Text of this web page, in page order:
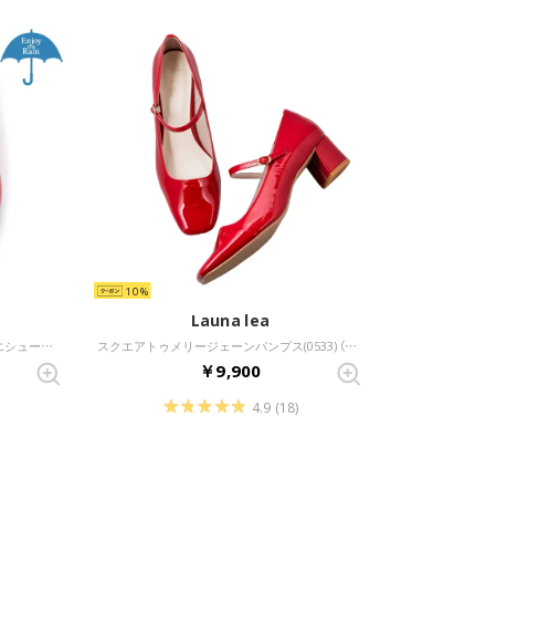
【レイン対応】ポインテットトゥバレエシューズ(RB4001A)?（レッド）
10
Launa lea
スクエアトゥメリージェーンパンプス(0533) （レッドE）
￥9,900
4.9 (18)